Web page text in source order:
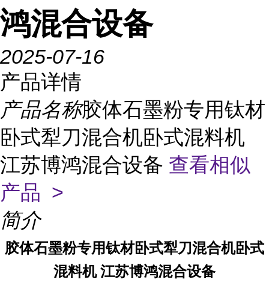
鸿混合设备
2025-07-16
产品详情
产品名称胶体石墨粉专用钛材
卧式犁刀混合机卧式混料机
江苏博鸿混合设备 查看相似
产品 >
简介
胶体石墨粉专用钛材卧式犁刀混合机卧式
混料机 江苏博鸿混合设备